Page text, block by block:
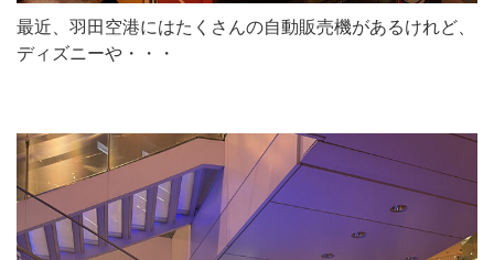
最近、羽田空港にはたくさんの自動販売機があるけれど、
ディズニーや・・・